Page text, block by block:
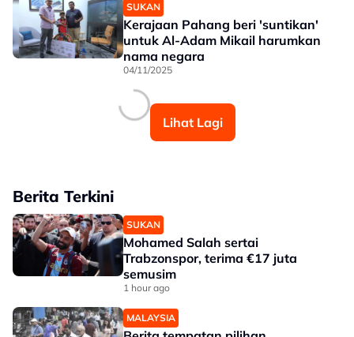
SUKAN
Kerajaan Pahang beri 'suntikan'
untuk Al-Adam Mikail harumkan
nama negara
04/11/2025
Lihat Lagi
Berita Terkini
SUKAN
Mohamed Salah sertai
Trabzonspor, terima €17 juta
semusim
1 hour ago
MALAYSIA